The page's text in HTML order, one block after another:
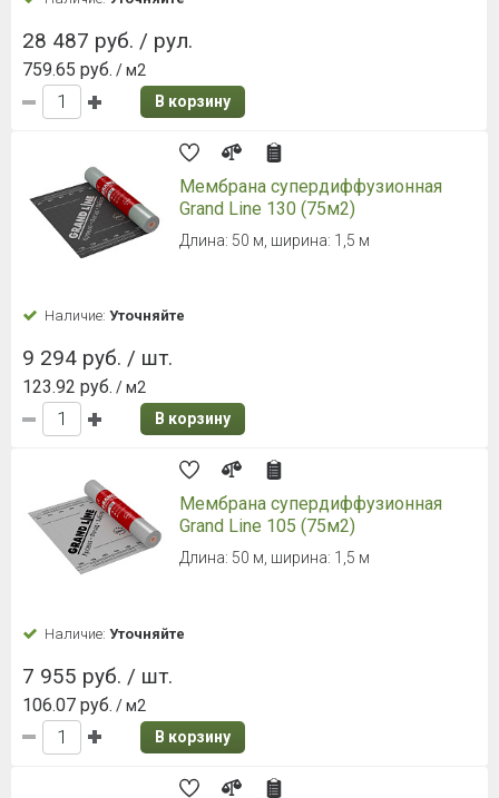
28 487 руб. / рул.
759.65 руб. / м2
В корзину
Мембрана супердиффузионная
Grand Line 130 (75м2)
Длина: 50 м, ширина: 1,5 м
Наличие: Уточняйте
9 294 руб. / шт.
123.92 руб. / м2
В корзину
Мембрана супердиффузионная
Grand Line 105 (75м2)
Длина: 50 м, ширина: 1,5 м
Наличие: Уточняйте
7 955 руб. / шт.
106.07 руб. / м2
В корзину